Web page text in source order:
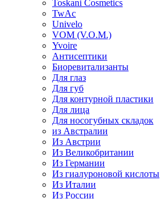
Toskani Cosmetics
TwAc
Univelo
VOM (V.O.M.)
Yvoire
Антисептики
Биоревитализанты
Для глаз
Для губ
Для контурной пластики
Для лица
Для носогубных складок
из Австралии
Из Австрии
Из Великобритании
Из Германии
Из гиалуроновой кислоты
Из Италии
Из России